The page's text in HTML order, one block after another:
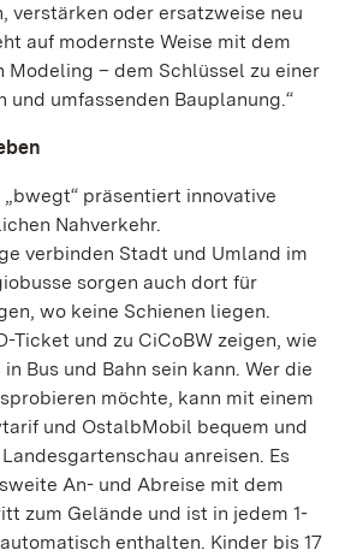
verstärken oder ersatzweise neu
auf modernste Weise mit dem
Modeling – dem Schlüssel zu einer
umfassenden Bauplanung.“
präsentiert innovative
Nahverkehr.
verbinden Stadt und Umland im
sorgen auch dort für
wo keine Schienen liegen.
Ticket und zu CiCoBW zeigen, wie
Bus und Bahn sein kann. Wer die
möchte, kann mit einem
und OstalbMobil bequem und
anreisen. Es
An- und Abreise mit dem
zum Gelände und ist in jedem 1-
enthalten. Kinder bis 17